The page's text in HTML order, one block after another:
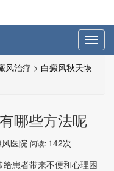
风治疗 > 白癜风秋天恢
哪些方法呢
医院 阅读: 142次
患者带来不便和心理困